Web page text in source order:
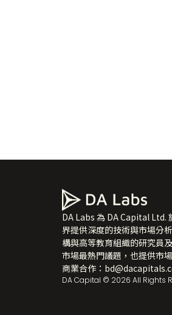
DA Labs 為 DA Capital Ltd.
界提供深度的技術與市場分
構與高等教育組織的研究員
市場最熱門議題，也提供市
商業合作：
DA Capital © 2026 All Rights